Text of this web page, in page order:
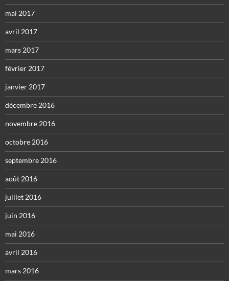
mai 2017
avril 2017
mars 2017
février 2017
janvier 2017
décembre 2016
novembre 2016
octobre 2016
septembre 2016
août 2016
juillet 2016
juin 2016
mai 2016
avril 2016
mars 2016